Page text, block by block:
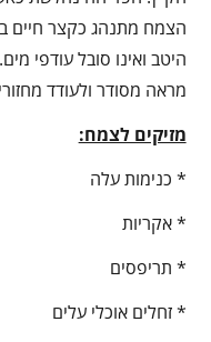
הצמח מתנהג כקצר חיים
היטב ואינו סובל עודפי
מראה מסודר ולעודד
מזיקים לצמח:
* כנימות עלה
* אקריות
* תריפסים
* זחלים אוכלי עלים